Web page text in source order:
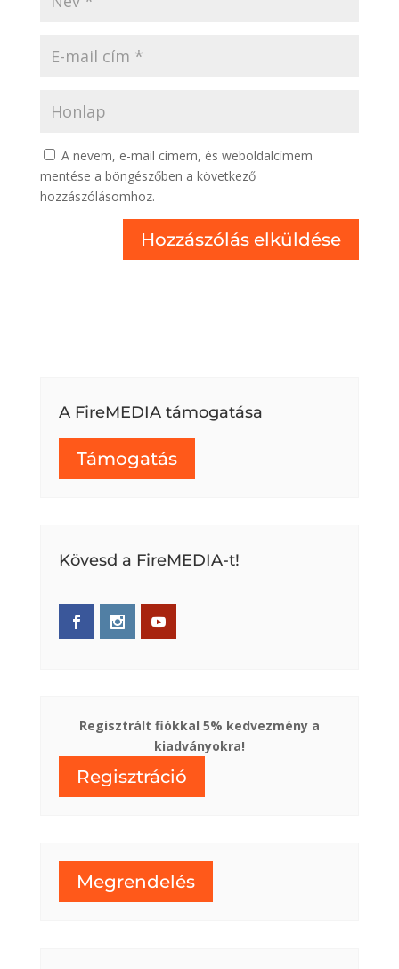
A nevem, e-mail címem, és weboldalcímem
mentése a böngészőben a következő
hozzászólásomhoz.
A FireMEDIA támogatása
Támogatás
Kövesd a FireMEDIA-t!
Regisztrált fiókkal 5% kedvezmény a
kiadványokra!
Regisztráció
Megrendelés